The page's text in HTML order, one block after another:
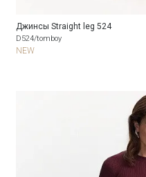
Джинсы Straight leg 524
D524/tomboy
NEW